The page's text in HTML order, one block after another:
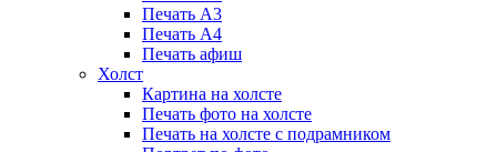
Печать А3
Печать А4
Печать афиш
Холст
Картина на холсте
Печать фото на холсте
Печать на холсте с подрамником